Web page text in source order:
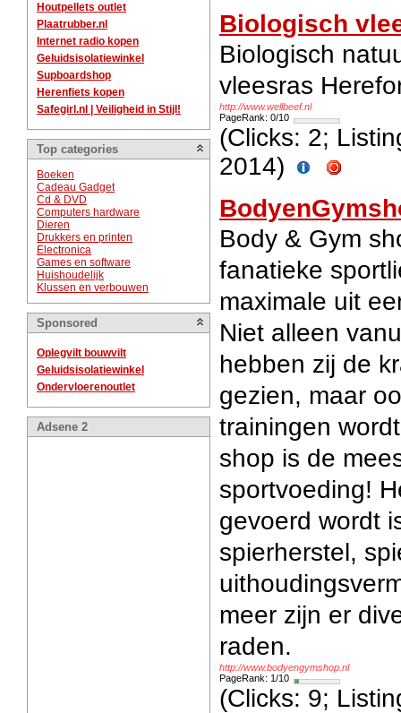
Houtpellets outlet
Plaatrubber.nl
Internet radio kopen
Geluidsisolatiewinkel
Supboardshop
Herenfiets kopen
Safegirl.nl | Veiligheid in Stijl!
Top categories
Boeken
Cadeau Gadget
Cd & DVD
Computers hardware
Dieren
Drukkers en printen
Electronica
Games en software
Huishoudelijk
Klussen en verbouwen
Sponsored
Oplegvilt bouwvilt
Geluidsisolatiewinkel
Ondervloerenoutlet
Adsene 2
Biologisch
Biologisch
vleesras
http://www.wellbeef.nl
PageRank: 0/10
(Clicks: 2;
2014)
Body & Gym
fanatieke
maximale uit
Niet alleen
hebben zij de
gezien, maar
trainingen
shop is de
sportvoeding!
gevoerd wordt
spierherstel,
meer zijn er
raden.
http://www.bodyengymshop.nl
PageRank: 1/10
(Clicks: 9;